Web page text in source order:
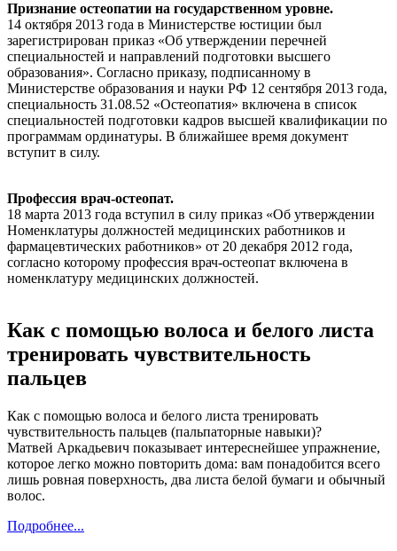
Признание остеопатии на государственном уровне.
14 октября 2013 года в Министерстве юстиции был
зарегистрирован приказ «Об утверждении перечней
специальностей и направлений подготовки высшего
образования». Согласно приказу, подписанному в
Министерстве образования и науки РФ 12 сентября 2013 года,
специальность 31.08.52 «Остеопатия» включена в список
специальностей подготовки кадров высшей квалификации по
программам ординатуры. В ближайшее время документ
вступит в силу.
Профессия врач-остеопат.
18 марта 2013 года вступил в силу приказ «Об утверждении
Номенклатуры должностей медицинских работников и
фармацевтических работников» от 20 декабря 2012 года,
согласно которому профессия врач-остеопат включена в
номенклатуру медицинских должностей.
Как с помощью волоса и белого листа
тренировать чувствительность
пальцев
Как с помощью волоса и белого листа тренировать
чувствительность пальцев (пальпаторные навыки)?
Матвей Аркадьевич показывает интереснейшее упражнение,
которое легко можно повторить дома: вам понадобится всего
лишь ровная поверхность, два листа белой бумаги и обычный
волос.
Подробнее...